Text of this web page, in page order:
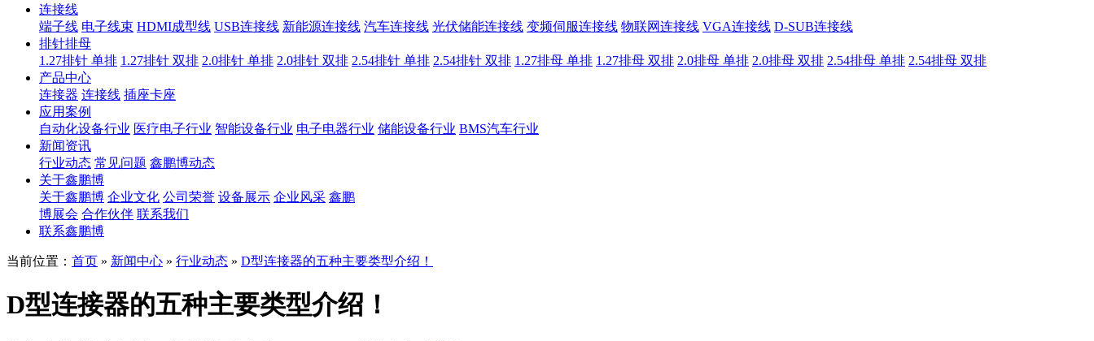
连接线
端子线 电子线束 HDMI成型线 USB连接线 新能源连接线 汽车连接线 光伏储能连接线 变频伺服连接线 物联网连接线 VGA连接线 D-SUB连接线
排针排母
1.27排针 单排 1.27排针 双排 2.0排针 单排 2.0排针 双排 2.54排针 单排 2.54排针 双排 1.27排母 单排 1.27排母 双排 2.0排母 单排 2.0排母 双排 2.54排母 单排 2.54排母 双排
产品中心
连接器 连接线 插座卡座
应用案例
自动化设备行业 医疗电子行业 智能设备行业 电子电器行业 储能设备行业 BMS汽车行业
新闻资讯
行业动态 常见问题 鑫鹏博动态
关于鑫鹏博
关于鑫鹏博 企业文化 公司荣誉 设备展示 企业风采 鑫鹏
博展会 合作伙伴 联系我们
联系鑫鹏博
当前位置： 首页 » 新闻中心 » 行业动态 » D型连接器的五种主要类型介绍！
D型连接器的五种主要类型介绍！